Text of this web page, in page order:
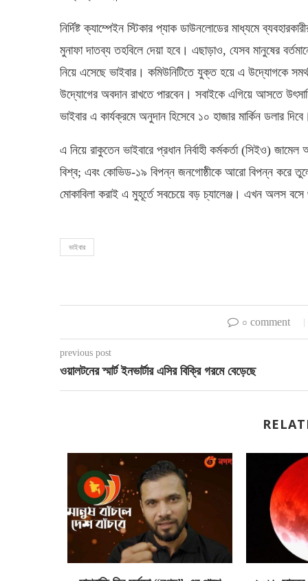
নির্দিষ্ট ক্যাম্পেইন স্টিকার প্যাক ডাউনলোডের মাধ্যমে
মুনাফা দাতব্য তহবিলে দেয়া হবে। এছাড়াও, যেসব মানুষের
নিয়ে এসেছে ভাইবার। কমিউনিটিতে যুক্ত হয়ে এ উদ্যোগকে
উদ্যোগের অবদান রাখতে পারবেন। সবাইকে এগিয়ে আসতে
ভাইবার এ কার্যক্রমে অনুদান হিসেবে ১০ হাজার মার্কিন ডলার দিবে।
এ নিয়ে রাকুতেন ভাইবারে প্রধান নির্বাহী কর্মকর্তা (সিইও)
বিশ্ব; এবং কোভিড-১৯ বিপন্ন জনগোষ্ঠীকে আরো বিপন্ন করে
মোকাবিলা করাই এ মুহূর্তে সবচেয়ে বড় চ্যালেঞ্জ। এখন অলস
ভাইবার
০ comment
previous post
ওয়ালটনের স্মার্ট ইনভার্টার এসির বিক্রি গরমে বেড়েছে